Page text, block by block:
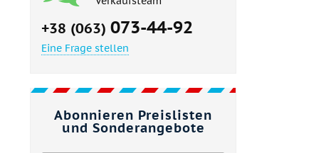
+38 (063) 073-44-92
Eine Frage stellen
Abonnieren Preislisten
und Sonderangebote